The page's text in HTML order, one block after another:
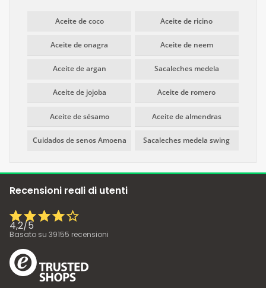
Aceite de coco Aceite de ricino
Aceite de onagra Aceite de neem
Aceite de argan Sacaleches medela
Aceite de jojoba Aceite de romero
Aceite de sésamo Aceite de almendras
Cuidados de senos Amoena Sacaleches medela swing
Recensioni reali di utenti
4,2/5
Basato su 39155 recensioni